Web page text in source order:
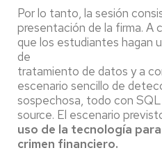
Por lo tanto, la sesión
presentación de la firma. A
que los estudiantes hagan
de
tratamiento de datos y a
escenario sencillo de
sospechosa, todo con
source. El escenario
uso de la tecnología
crimen financiero.